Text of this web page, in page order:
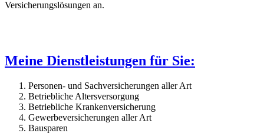
Versicherungslösungen an.
Meine Dienstleistungen für Sie:
Personen- und Sachversicherungen aller Art
Betriebliche Altersversorgung
Betriebliche Krankenversicherung
Gewerbeversicherungen aller Art
Bausparen